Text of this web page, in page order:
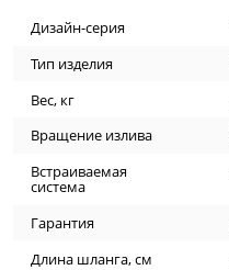
Дизайн-серия
Тип изделия
Вес, кг
Вращение излива
Встраиваемая
система
Гарантия
Длина шланга, см